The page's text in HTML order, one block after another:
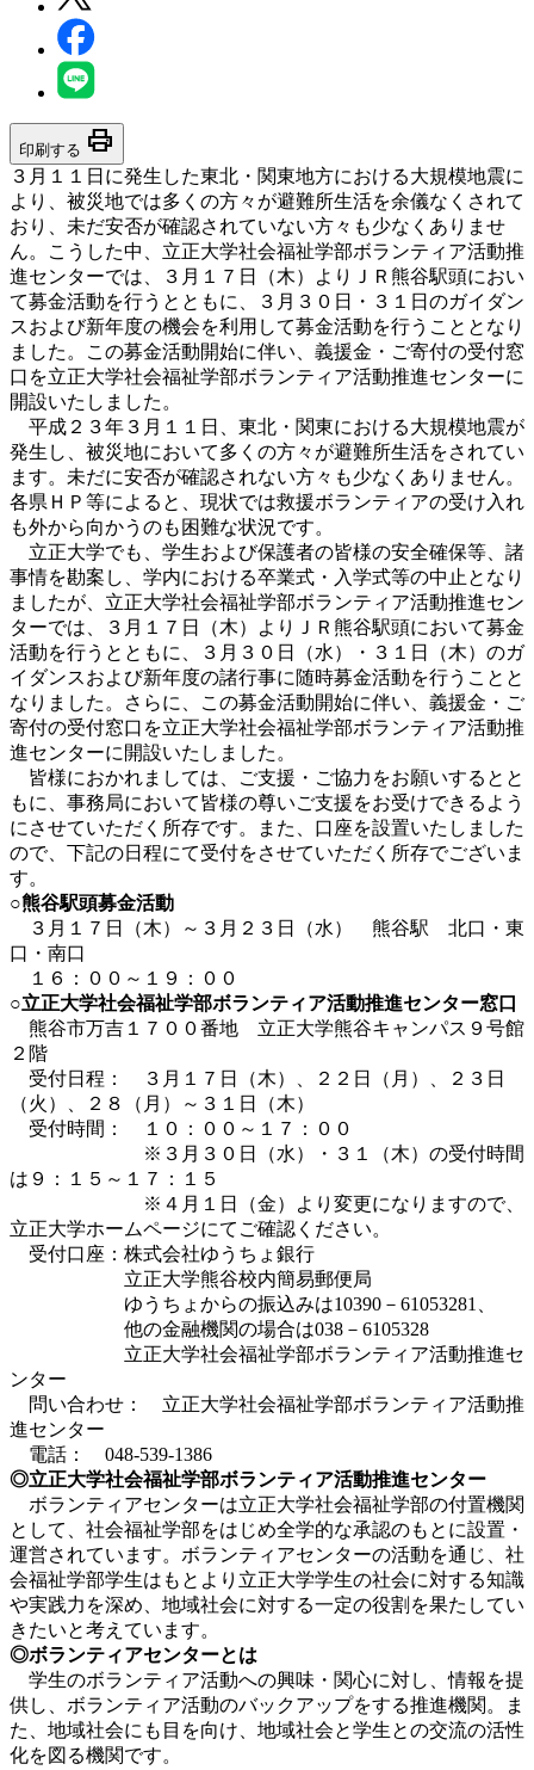
印刷する print
３月１１日に発生した東北・関東地方における大規模地震に
より、被災地では多くの方々が避難所生活を余儀なくされて
おり、未だ安否が確認されていない方々も少なくありませ
ん。こうした中、立正大学社会福祉学部ボランティア活動推
進センターでは、３月１７日（木）よりＪＲ熊谷駅頭におい
て募金活動を行うとともに、３月３０日・３１日のガイダン
スおよび新年度の機会を利用して募金活動を行うこととなり
ました。この募金活動開始に伴い、義援金・ご寄付の受付窓
口を立正大学社会福祉学部ボランティア活動推進センターに
開設いたしました。
平成２３年３月１１日、東北・関東における大規模地震が
発生し、被災地において多くの方々が避難所生活をされてい
ます。未だに安否が確認されない方々も少なくありません。
各県ＨＰ等によると、現状では救援ボランティアの受け入れ
も外から向かうのも困難な状況です。
立正大学でも、学生および保護者の皆様の安全確保等、諸
事情を勘案し、学内における卒業式・入学式等の中止となり
ましたが、立正大学社会福祉学部ボランティア活動推進セン
ターでは、３月１７日（木）よりＪＲ熊谷駅頭において募金
活動を行うとともに、３月３０日（水）・３１日（木）のガ
イダンスおよび新年度の諸行事に随時募金活動を行うことと
なりました。さらに、この募金活動開始に伴い、義援金・ご
寄付の受付窓口を立正大学社会福祉学部ボランティア活動推
進センターに開設いたしました。
皆様におかれましては、ご支援・ご協力をお願いするとと
もに、事務局において皆様の尊いご支援をお受けできるよう
にさせていただく所存です。また、口座を設置いたしました
ので、下記の日程にて受付をさせていただく所存でございま
す。
○熊谷駅頭募金活動
３月１７日（木）～３月２３日（水） 熊谷駅 北口・東
口・南口
１６：００～１９：００
○立正大学社会福祉学部ボランティア活動推進センター窓口
熊谷市万吉１７００番地 立正大学熊谷キャンパス９号館
２階
受付日程： ３月１７日（木）、２２日（月）、２３日
（火）、２８（月）～３１日（木）
受付時間： １０：００～１７：００
※３月３０日（水）・３１（木）の受付時間
は９：１５～１７：１５
※４月１日（金）より変更になりますので、
立正大学ホームページにてご確認ください。
受付口座：株式会社ゆうちょ銀行
立正大学熊谷校内簡易郵便局
ゆうちょからの振込みは10390－61053281、
他の金融機関の場合は038－6105328
立正大学社会福祉学部ボランティア活動推進セ
ンター
問い合わせ： 立正大学社会福祉学部ボランティア活動推
進センター
電話： 048-539-1386
◎立正大学社会福祉学部ボランティア活動推進センター
ボランティアセンターは立正大学社会福祉学部の付置機関
として、社会福祉学部をはじめ全学的な承認のもとに設置・
運営されています。ボランティアセンターの活動を通じ、社
会福祉学部学生はもとより立正大学学生の社会に対する知識
や実践力を深め、地域社会に対する一定の役割を果たしてい
きたいと考えています。
◎ボランティアセンターとは
学生のボランティア活動への興味・関心に対し、情報を提
供し、ボランティア活動のバックアップをする推進機関。ま
た、地域社会にも目を向け、地域社会と学生との交流の活性
化を図る機関です。